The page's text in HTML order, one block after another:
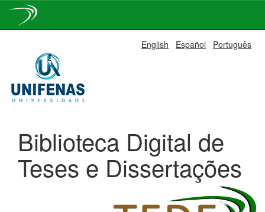
navigation
English Español Português
Biblioteca Digital de
Teses e Dissertações